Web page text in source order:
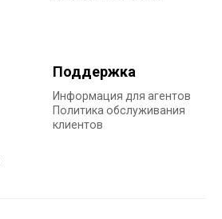
Поддержка
Информация для агентов
Политика обслуживания
клиентов